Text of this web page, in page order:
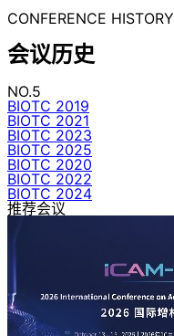
CONFERENCE HISTORY
会议历史
NO.5
BIOTC 2019
BIOTC 2021
BIOTC 2023
BIOTC 2025
BIOTC 2020
BIOTC 2022
BIOTC 2024
推荐会议